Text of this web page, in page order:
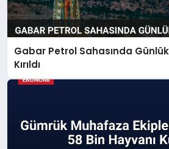
Gabar Petrol Sahasında
Kırıldı